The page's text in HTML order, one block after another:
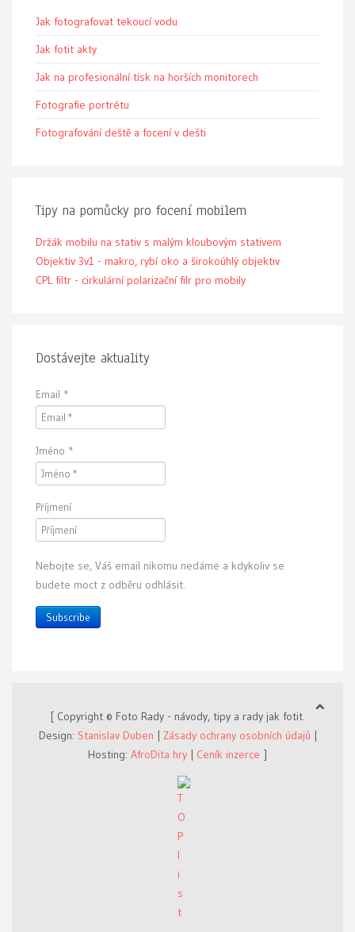
Jak fotografovat tekoucí vodu
Jak fotit akty
Jak na profesionální tisk na horších monitorech
Fotografie portrétu
Fotografování deště a focení v dešti
Tipy na pomůcky pro focení mobilem
Držák mobilu na stativ s malým kloubovým stativem
Objektiv 3v1 - makro, rybí oko a širokoúhlý objektiv
CPL filtr - cirkulární polarizační filr pro mobily
Dostávejte aktuality
Email *
Jméno *
Příjmení
Nebojte se, Váš email nikomu nedáme a kdykoliv se
budete moct z odběru odhlásit.
Subscribe
[ Copyright © Foto Rady - návody, tipy a rady jak fotit.
Design: Stanislav Duben | Zásady ochrany osobních údajů |
Hosting: AfroDita hry | Ceník inzerce ]